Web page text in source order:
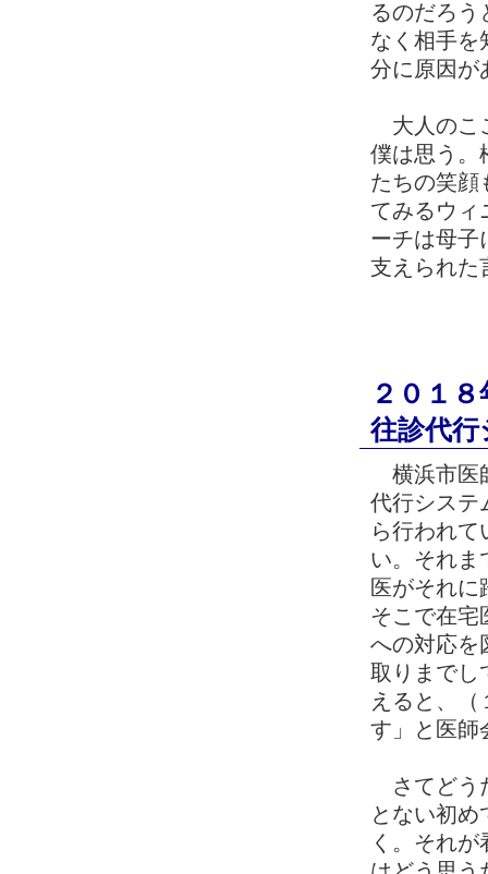
るのだろう
なく相手を
分に原因が
大人のこ
僕は思う。
たちの笑顔
てみるウィ
ーチは母子
支えられた
２０１
往診代
横浜市医
代行システ
ら行われ
い。それま
医がそれ
そこで在宅
への対応を
取りまでし
えると、
す」と医師
さてどう
とない初
く。それ